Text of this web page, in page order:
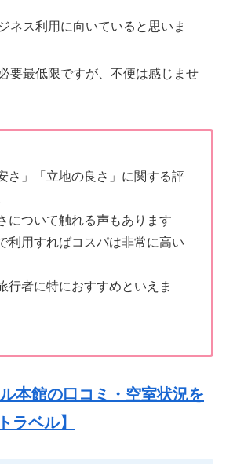
ネス利用に向いていると思いま
要最低限ですが、不便は感じませ
さ」「立地の良さ」に関する評
について触れる声もあります
利用すればコスパは非常に高い
行者に特におすすめといえま
本館の口コミ・空室状況を
ラベル】